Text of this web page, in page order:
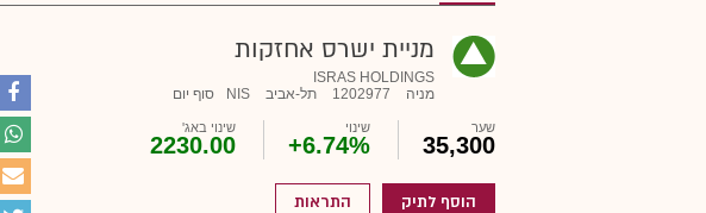
מניית ישרס אחזקות
ISRAS HOLDINGS
מניה
1202977 תל-אביב NIS סוף יום
שער
35,300
שינוי
+6.74%
שינוי באג'
2230.00
הוסף לתיק התראות